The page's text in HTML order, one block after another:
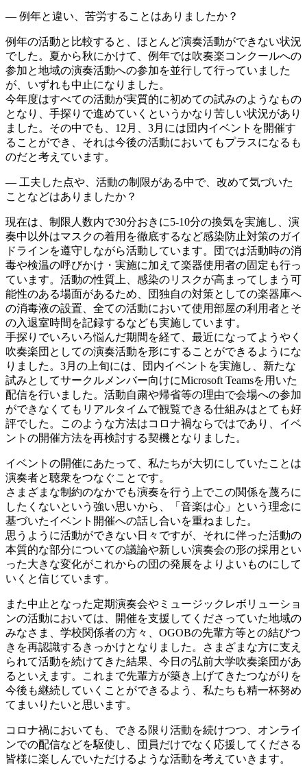
― 例年と違い、苦労することはありましたか？
例年の活動と比較すると、ほとんど演奏活動ができない状況
でした。夏から秋にかけて、例年では吹奏楽コンクールへの
参加と地域の演奏活動への参加を並行して行っていました
が、いずれも中止になりました。
今年度はすべての活動が実質的に初めての試みのようなもの
となり、手探りで進めていくというかなり苦しい状況があり
ました。その中でも、12月、3月には団内イベントを開催す
ることができ、それは今後の活動においてもプラスになるも
のだと考えています。
― 工夫した点や、活動の制限がある中で、改めて気づいた
ことなどはありましたか？
現在は、制限人数内で30分おきに5-10分の換気を実施し、演
奏中以外はマスクの着用を徹底するなど感染防止対策のガイ
ドラインを遵守しながら活動しています。団では活動時の消
毒や検温の呼びかけ・実施に加えて楽器使用者の固定も行っ
ています。活動の性質上、感染のリスクが高まってしまう可
能性のある場面があるため、団独自の対策としての楽器庫へ
の消毒液の設置、全ての活動において使用部屋の利用者とそ
の入退室時間を記録するなども実施しています。
手探りでいろいろ悩んだ期間を経て、最近になってようやく
吹奏楽団としての演奏活動を形にすることができるようにな
りました。3月の上旬には、団内イベントを実施し、新たな
試みとしてサークルメンバー向けにMicrosoft Teamsを用いた
配信を行いました。活動自粛や帰省等の理由で会場への参加
ができなくてもリアルタイムで観覧できる仕組みはとても好
評でした。このような方法はコロナ禍ならではであり、イベ
ントの開催方法を再検討する契機となりました。
イベントの開催にあたって、私たちが大切にしていたことは
演奏者と聴衆をつなぐことです。
さまざまな制約のなかでも演奏を行う上でこの関係を蔑ろに
したくないという強い思いから、「音楽は心」という理念に
基づいたイベント開催への話し合いを重ねました。
思うように活動ができない日々ですが、それに伴った活動の
本質的な部分についての議論や新しい演奏会の形の採用とい
った大きな変化がこれからの団の発展をよりよいものにして
いくと信じています。
また中止となった定期演奏会やミュージックレボリューショ
ンの活動においては、開催を支援してくださっていた地域の
みなさま、学校関係者の方々、OGOBの先輩方等との結びつ
きを再認識するきっかけとなりました。さまざまな方に支え
られて活動を続けてきた結果、今日の弘前大学吹奏楽団があ
るといえます。これまで先輩方が築き上げてきたつながりを
今後も継続していくことができるよう、私たちも精一杯努め
てまいりたいと思います。
コロナ禍においても、できる限り活動を続けつつ、オンライ
ンでの配信などを駆使し、団員だけでなく応援してくださる
皆様に楽しんでいただけるような活動を考えていきます。